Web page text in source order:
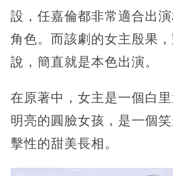
設，任嘉倫都非常適合出
角色。而該劇的女主殷果
說，簡直就是本色出演。
在原著中，女主是一個白
明亮的圓臉女孩，是一個
擊性的甜美長相。